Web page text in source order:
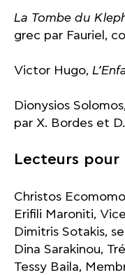
La Tombe du
grec par Fauriel,
Victor Hugo,
Dionysios Solomos,
par X. Bordes et
Lecteurs pour
Christos
Erifili Maroniti,
Dimitris Sotakis,
Dina Sarakinou,
Tessy Baila,